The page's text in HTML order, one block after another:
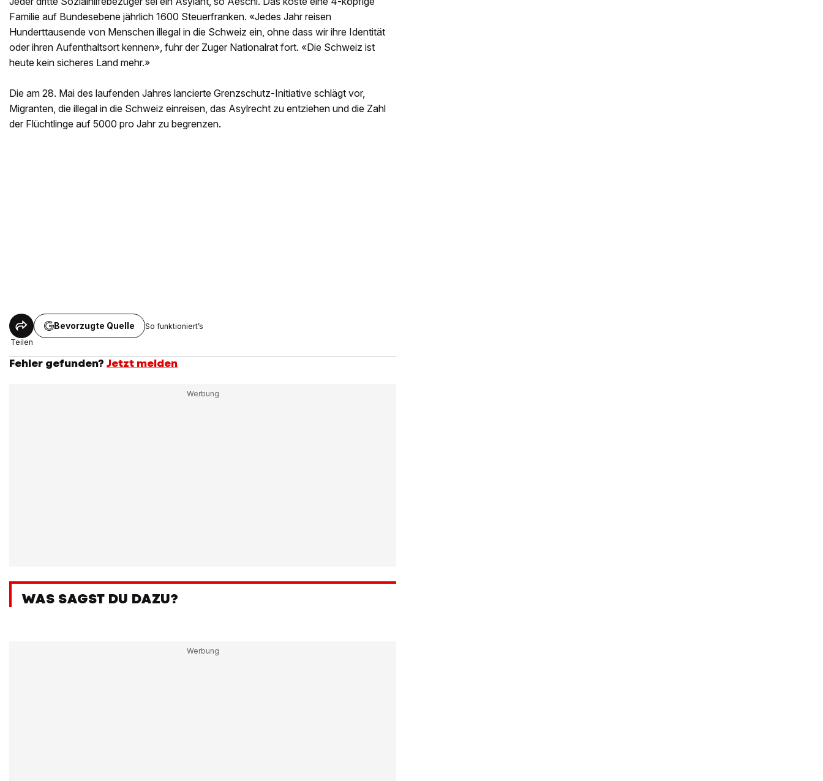
Familie auf Bundesebene jährlich 1600 Steuerfranken. «Jedes Jahr reisen
Hunderttausende von Menschen illegal in die Schweiz ein, ohne dass wir ihre Identität
oder ihren Aufenthaltsort kennen», fuhr der Zuger Nationalrat fort. «Die Schweiz ist
heute kein sicheres Land mehr.»
Die am 28. Mai des laufenden Jahres lancierte Grenzschutz-Initiative schlägt vor,
Migranten, die illegal in die Schweiz einreisen, das Asylrecht zu entziehen und die Zahl
der Flüchtlinge auf 5000 pro Jahr zu begrenzen.
Teilen
Bevorzugte Quelle So funktioniert’s
Fehler gefunden? Jetzt melden
WAS SAGST DU DAZU?